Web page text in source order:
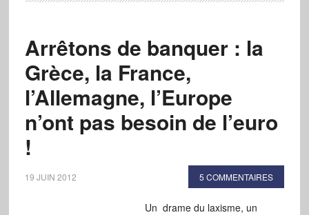
Arrêtons de banquer : la
Grèce, la France,
l’Allemagne, l’Europe
n’ont pas besoin de l’euro
!
19 JUIN 2012 5 COMMENTAIRES
Un drame du laxisme, un